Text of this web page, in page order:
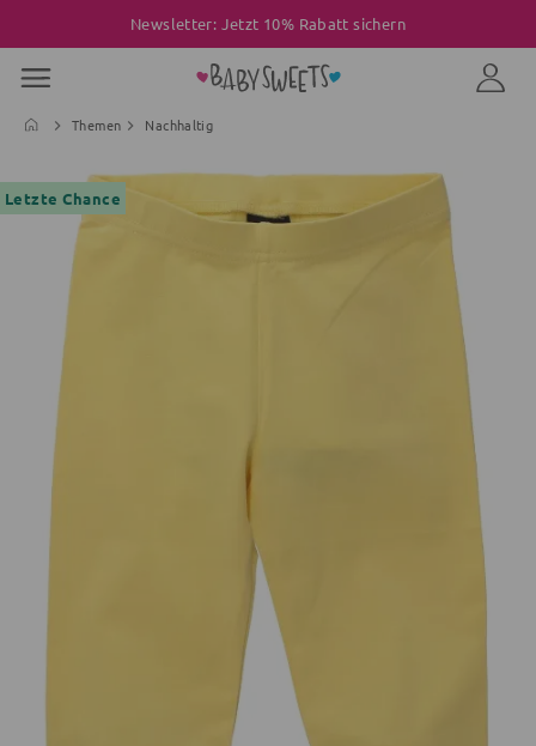
Newsletter: Jetzt 10% Rabatt sichern
Themen Nachhaltig
Letzte Chance